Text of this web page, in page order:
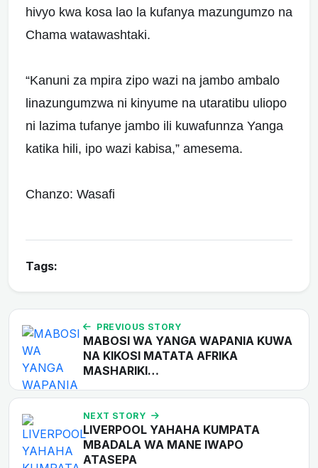
hivyo kwa kosa lao la kufanya mazungumzo na
Chama watawashtaki.
“Kanuni za mpira zipo wazi na jambo ambalo
linazungumzwa ni kinyume na utaratibu uliopo
ni lazima tufanye jambo ili kuwafunnza Yanga
katika hili, ipo wazi kabisa,” amesema.
Chanzo: Wasafi
Tags:
PREVIOUS STORY
MABOSI WA YANGA WAPANIA KUWA
NA KIKOSI MATATA AFRIKA
MASHARIKI…
NEXT STORY
LIVERPOOL YAHAHA KUMPATA
MBADALA WA MANE IWAPO
ATASEPA